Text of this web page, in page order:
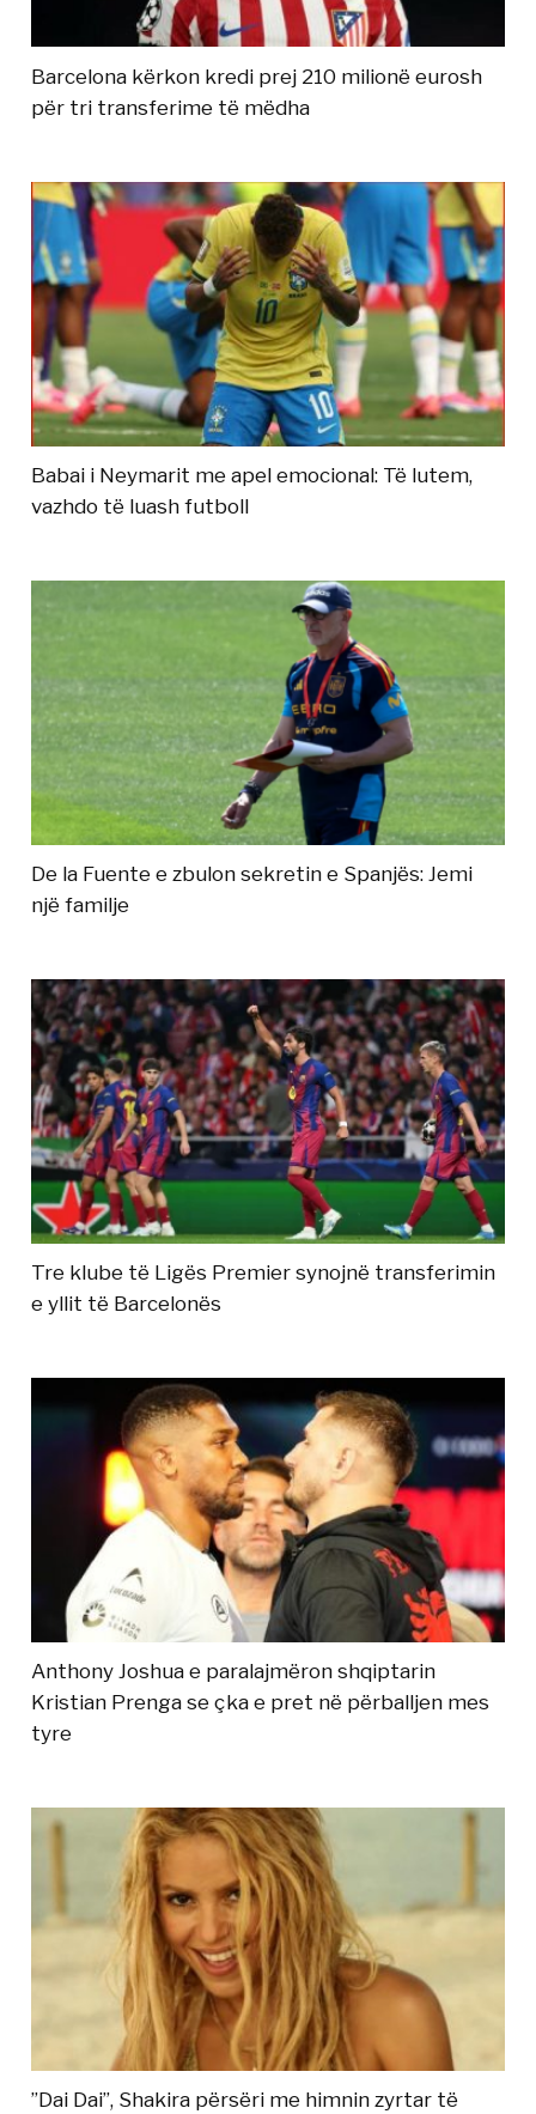
Barcelona kërkon kredi prej 210 milionë eurosh
për tri transferime të mëdha
Babai i Neymarit me apel emocional: Të lutem,
vazhdo të luash futboll
De la Fuente e zbulon sekretin e Spanjës: Jemi
një familje
Tre klube të Ligës Premier synojnë transferimin
e yllit të Barcelonës
Anthony Joshua e paralajmëron shqiptarin
Kristian Prenga se çka e pret në përballjen mes
tyre
”Dai Dai”, Shakira përsëri me himnin zyrtar të